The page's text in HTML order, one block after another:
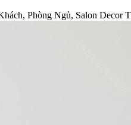
Phòng Ngủ, Salon Decor